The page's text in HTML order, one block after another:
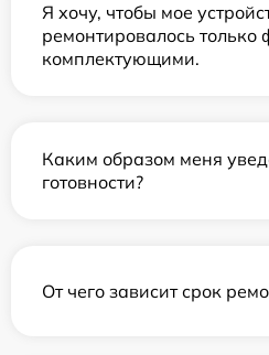
Я хочу, чтобы мое
ремонтировалось
комплектующими.
Каким образом меня
готовности?
От чего зависит срок